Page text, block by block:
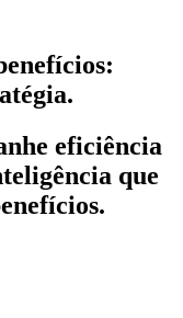
eficiência
que